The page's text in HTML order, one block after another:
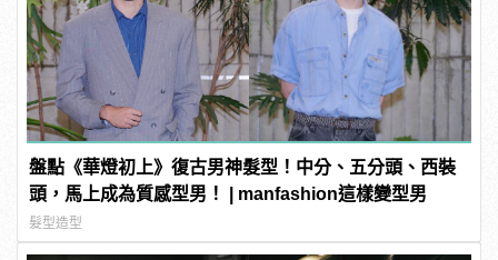
盤點《華燈初上》復古男神髮型！中分、五分頭、西裝
頭，馬上成為質感型男！ | manfashion這樣變型男
髮型造型